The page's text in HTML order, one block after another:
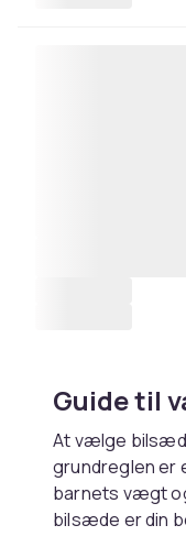
Guide til
At vælge
grundreglen er
barnets vægt
bilsæde er din